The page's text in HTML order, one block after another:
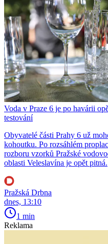
Voda v Praze 6 je po havárii
testování
Obyvatelé části Prahy 6 už
kohoutku. Po rozsáhlém
rozboru vzorků Pražské
oblasti Veleslavína je opět pitná.
Pražská Drbna
dnes, 13:10
1 min
Reklama